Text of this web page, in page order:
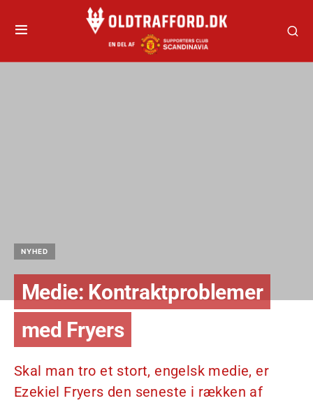
NYHED
Medie: Kontraktproblemer
med Fryers
Skal man tro et stort, engelsk medie, er
Ezekiel Fryers den seneste i rækken af